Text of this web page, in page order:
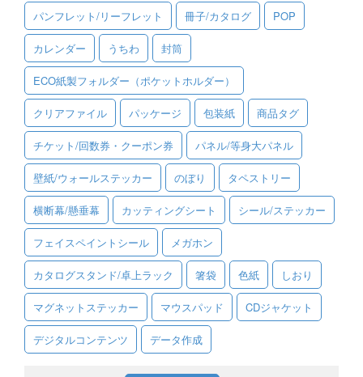
ご利用ガイド
ご利用の流れ
ご注文方法について
キャンセルについて
FAQ（よくあるご質問）
資料をダウンロード
ご利用規約
お見積り・お問合せ
パンフレット/リーフレット 冊子/カタログ POP
カレンダー うちわ 封筒
ECO紙製フォルダー（ポケットホルダー）
クリアファイル パッケージ 包装紙 商品タグ
チケット/回数券・クーポン券 パネル/等身大パネル
壁紙/ウォールステッカー のぼり タペストリー
横断幕/懸垂幕 カッティングシート シール/ステッカー
フェイスペイントシール メガホン
カタログスタンド/卓上ラック 箸袋 色紙 しおり
マグネットステッカー マウスパッド CDジャケット
デジタルコンテンツ データ作成